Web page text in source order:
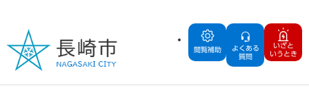
の
ー
閲覧補助
よくある
質問
いざと
いうとき